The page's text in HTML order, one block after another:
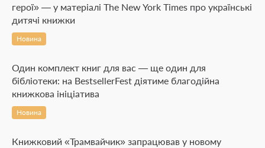
герої» — у матеріалі The New York Times про українські
дитячі книжки
Новина
Один комплект книг для вас — ще один для
бібліотеки: на BestsellerFest діятиме благодійна
книжкова ініціатива
Новина
Книжковий «Трамвайчик» запрацював у новому